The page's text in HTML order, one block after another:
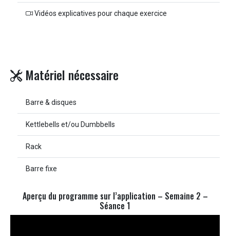
Vidéos explicatives pour chaque exercice
Matériel nécessaire
Barre & disques
Kettlebells et/ou Dumbbells
Rack
Barre fixe
Aperçu du programme sur l’application – Semaine 2 –
Séance 1